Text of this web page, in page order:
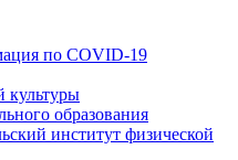
по COVID-19
культуры
образования
институт физической